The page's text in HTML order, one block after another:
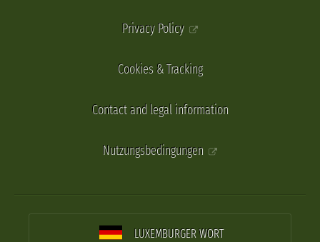
Privacy Policy
Cookies & Tracking
Contact and legal information
Nutzungsbedingungen
LUXEMBURGER WORT